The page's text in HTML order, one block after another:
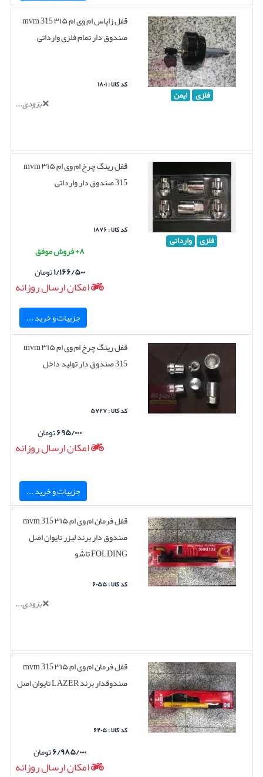
فلزی ایمن
قفل زاپاس ام وی ام ۳۱۵ mvm 315
صندوق دار تمام فلزی وارداتی
کد کالا : ۱۸۰۱
بزودی...
فلزی وارداتی
قفل رینگ چرخ ام وی ام ۳۱۵ mvm
315 صندوق دار وارداتی
کد کالا : ۱۸۷۶
۸+ فروش موفق
۱/۱۶۶/۵۰۰تومان
امکان ارسال روزانه
جزییات و خرید ...
قفل رینگ چرخ ام وی ام ۳۱۵ mvm
315 صندوق دار تولید داخل
کد کالا : ۵۷۲۷
۶۹۵/۰۰۰تومان
امکان ارسال روزانه
جزییات و خرید ...
قفل فرمان ام وی ام ۳۱۵ mvm 315
صندوق دار برند لیزر تایوان اصل
FOLDING تاشو
کد کالا : ۶۰۵۵
بزودی...
قفل فرمان ام وی ام ۳۱۵ mvm 315
صندوقدار برند LAZER تایوان اصل
کد کالا : ۶۲۰۵
۶/۹۸۵/۰۰۰تومان
امکان ارسال روزانه